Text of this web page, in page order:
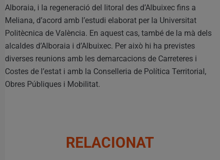
Alboraia, i la regeneració del litoral des d’Albuixec fins a
Meliana, d’acord amb l’estudi elaborat per la Universitat
Politècnica de València. En aquest cas, també de la mà dels
alcaldes d’Alboraia i d’Albuixec. Per això hi ha previstes
diverses reunions amb les demarcacions de Carreteres i
Costes de l’estat i amb la Conselleria de Política Territorial,
Obres Públiques i Mobilitat.
RELACIONAT